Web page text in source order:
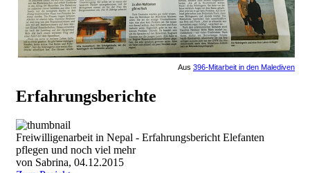
Aus 396-Mitarbeit in den Malediven
Erfahrungsberichte
Freiwilligenarbeit in Nepal - Erfahrungsbericht Elefanten
pflegen und noch viel mehr
von Sabrina, 04.12.2015